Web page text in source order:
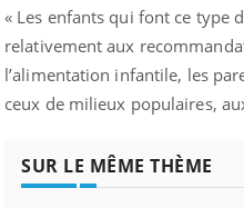
« Les enfants qui font ce type
relativement aux
l’alimentation infantile, les
ceux de milieux populaires,
SUR LE MÊME THÈME